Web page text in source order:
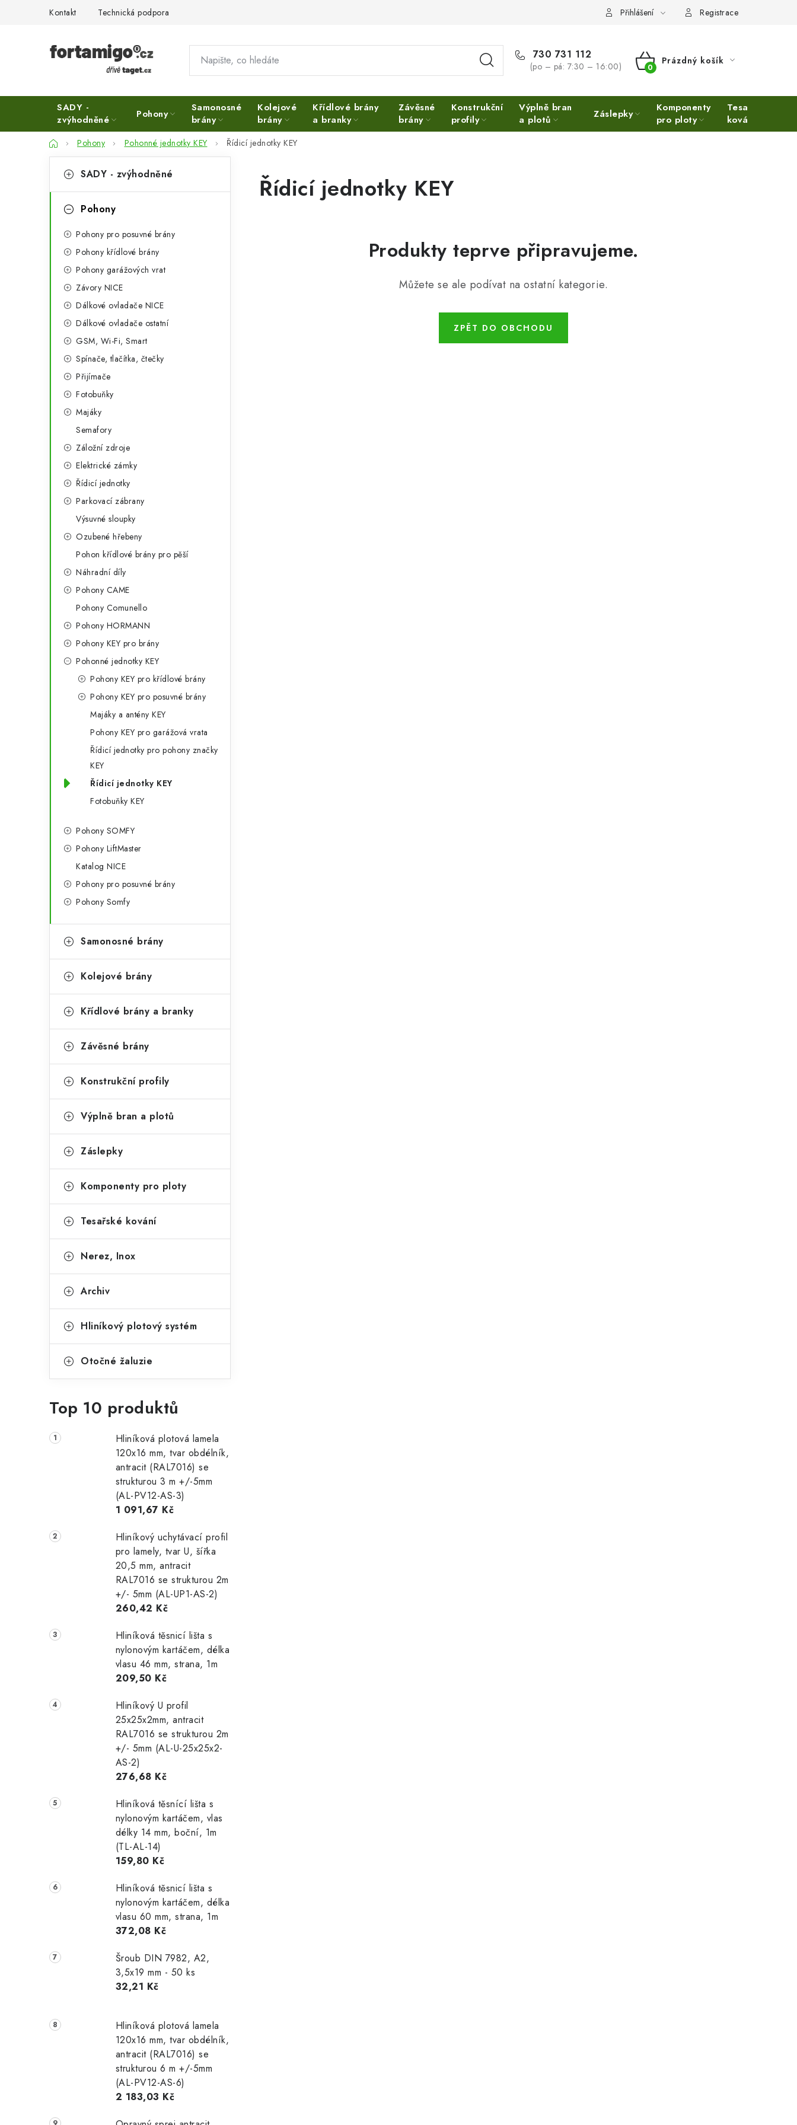
Kontakt Technická podpora Přihlášení Registrace
730 731 112
(po – pá: 7:30 – 16:00)
NÁKUPNÍ
KOŠÍK
Prázdný košík
SADY -
zvýhodněné
Pohony
Samonosné
brány
Kolejové
brány
Křídlové brány
a branky
Závěsné
brány
Konstrukční
profily
Výplně bran
a plotů
Záslepky
Komponenty
pro ploty
Tesařské
kování
DomůPohony Pohonné jednotky KEY Řídicí jednotky KEY
okategorie
a
SADY - zvýhodněné
Pohony
Pohony pro posuvné brány
Pohony křídlové brány
Pohony garážových vrat
Závory NICE
Dálkové ovladače NICE
Dálkové ovladače ostatní
GSM, Wi-Fi, Smart
Spínače, tlačítka, čtečky
Přijímače
Fotobuňky
Majáky
Semafory
Záložní zdroje
Elektrické zámky
Řídicí jednotky
Parkovací zábrany
Výsuvné sloupky
Ozubené hřebeny
Pohon křídlové brány pro pěší
Náhradní díly
Pohony CAME
Pohony Comunello
Pohony HORMANN
Pohony KEY pro brány
Pohonné jednotky KEY
Pohony KEY pro křídlové brány
Pohony KEY pro posuvné brány
Majáky a antény KEY
Pohony KEY pro garážová vrata
Řídicí jednotky pro pohony značky
KEY
Řídicí jednotky KEY
Fotobuňky KEY
Pohony SOMFY
Pohony LiftMaster
Katalog NICE
Pohony pro posuvné brány
Pohony Somfy
Samonosné brány
Kolejové brány
Křídlové brány a branky
Závěsné brány
Konstrukční profily
Výplně bran a plotů
Záslepky
Komponenty pro ploty
Tesařské kování
Nerez, Inox
Archiv
Hliníkový plotový systém
Otočné žaluzie
Top 10 produktů
Hliníková plotová lamela
120x16 mm, tvar obdélník,
antracit (RAL7016) se
strukturou 3 m +/-5mm
(AL-PV12-AS-3)
1 091,67 Kč
Hliníkový uchytávací profil
pro lamely, tvar U, šířka
20,5 mm, antracit
RAL7016 se strukturou 2m
+/- 5mm (AL-UP1-AS-2)
260,42 Kč
Hliníková těsnicí lišta s
nylonovým kartáčem, délka
vlasu 46 mm, strana, 1m
209,50 Kč
Hliníkový U profil
25x25x2mm, antracit
RAL7016 se strukturou 2m
+/- 5mm (AL-U-25x25x2-
AS-2)
276,68 Kč
Hliníková těsnící lišta s
nylonovým kartáčem, vlas
délky 14 mm, boční, 1m
(TL-AL-14)
159,80 Kč
Hliníková těsnicí lišta s
nylonovým kartáčem, délka
vlasu 60 mm, strana, 1m
372,08 Kč
Šroub DIN 7982, A2,
3,5x19 mm - 50 ks
32,21 Kč
Hliníková plotová lamela
120x16 mm, tvar obdélník,
antracit (RAL7016) se
strukturou 6 m +/-5mm
(AL-PV12-AS-6)
2 183,03 Kč
Řídicí jednotky KEY
Produkty teprve připravujeme.
Můžete se ale podívat na ostatní kategorie.
ZPĚT DO OBCHODU